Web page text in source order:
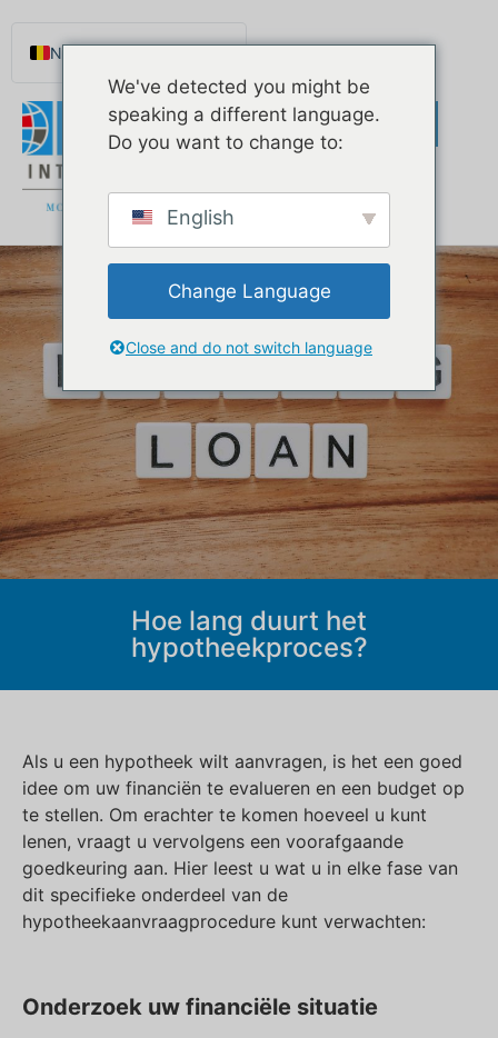
Nederlands (België)
Español de México
Português do Brasil
Русский
Français
Norsk nynorsk
Svenska
Hoe lang duurt het
hypotheekproces?
Als u een hypotheek wilt aanvragen, is het een goed
idee om uw financiën te evalueren en een budget op
te stellen. Om erachter te komen hoeveel u kunt
lenen, vraagt u vervolgens een voorafgaande
goedkeuring aan. Hier leest u wat u in elke fase van
dit specifieke onderdeel van de
hypotheekaanvraagprocedure kunt verwachten:
Onderzoek uw financiële situatie
We've detected you might be
speaking a different language.
Do you want to change to:
English
Change Language
Close and do not switch language